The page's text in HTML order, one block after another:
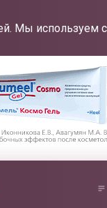
Мы используем